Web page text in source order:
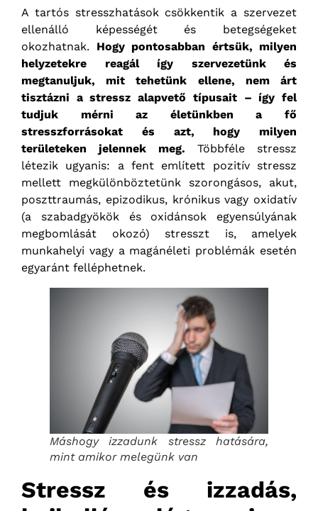
A tartós stresszhatások csökkentik a szervezet
ellenálló képességét és betegségeket
okozhatnak. Hogy pontosabban értsük, milyen
helyzetekre reagál így szervezetünk és
megtanuljuk, mit tehetünk ellene, nem árt
tisztázni a stressz alapvető típusait – így fel
tudjuk mérni az életünkben a fő
stresszforrásokat és azt, hogy milyen
területeken jelennek meg. Többféle stressz
létezik ugyanis: a fent említett pozitív stressz
mellett megkülönböztetünk szorongásos, akut,
poszttraumás, epizodikus, krónikus vagy oxidatív
(a szabadgyökök és oxidánsok egyensúlyának
megbomlását okozó) stresszt is, amelyek
munkahelyi vagy a magánéleti problémák esetén
egyaránt felléphetnek.
Máshogy izzadunk stressz hatására,
mint amikor melegünk van
Stressz és izzadás,